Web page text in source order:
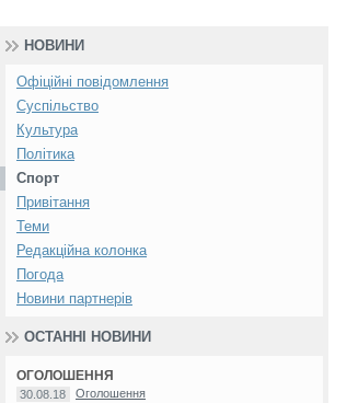
НОВИНИ
Офіційні повідомлення
Суспільство
Культура
Політика
Спорт
Привітання
Теми
Редакційна колонка
Погода
Новини партнерів
ОСТАННІ НОВИНИ
ОГОЛОШЕННЯ
30.08.18
Оголошення